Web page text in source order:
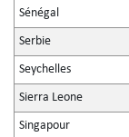
Sénégal
Serbie
Seychelles
Sierra Leone
Singapour